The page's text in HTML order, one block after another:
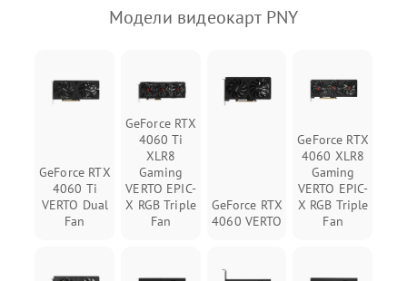
Модели видеокарт PNY
GeForce RTX
4060 Ti
VERTO Dual
Fan
GeForce RTX
4060 Ti
XLR8
Gaming
VERTO EPIC-
X RGB Triple
Fan
GeForce RTX
4060 VERTO
GeForce RTX
4060 XLR8
Gaming
VERTO EPIC-
X RGB Triple
Fan